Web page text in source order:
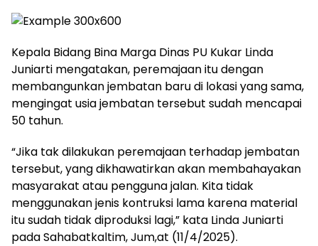
Kepala Bidang Bina Marga Dinas PU Kukar Linda
Juniarti mengatakan, peremajaan itu dengan
membangunkan jembatan baru di lokasi yang sama,
mengingat usia jembatan tersebut sudah mencapai
50 tahun.
“Jika tak dilakukan peremajaan terhadap jembatan
tersebut, yang dikhawatirkan akan membahayakan
masyarakat atau pengguna jalan. Kita tidak
menggunakan jenis kontruksi lama karena material
itu sudah tidak diproduksi lagi,” kata Linda Juniarti
pada Sahabatkaltim, Jum,at (11/4/2025).